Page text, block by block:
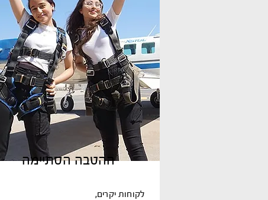
ההטבה הסתיימה
לקוחות יקרים,